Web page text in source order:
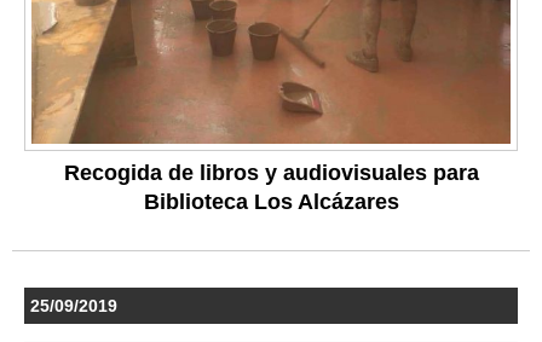
Recogida de libros y audiovisuales para
Biblioteca Los Alcázares
25/09/2019